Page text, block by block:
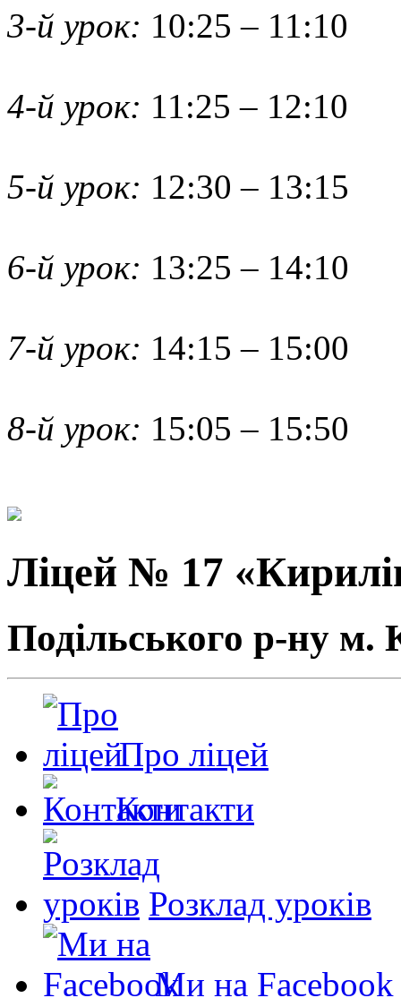
3-й урок: 10:25 – 11:10
4-й урок: 11:25 – 12:10
5-й урок: 12:30 – 13:15
6-й урок: 13:25 – 14:10
7-й урок: 14:15 – 15:00
8-й урок: 15:05 – 15:50
Ліцей № 17
Подільського р-ну м.
Про ліцей
Контакти
Розклад уроків
Ми на Facebook